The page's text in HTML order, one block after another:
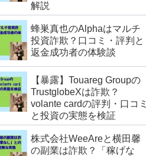
解説
蜂巣真也のAlphaはマルチ
投資詐欺？口コミ・評判と
返金成功者の体験談
【暴露】Touareg Groupの
TrustglobeXは詐欺？
volante cardの評判・口コミ
と投資の実態を検証
株式会社WeeAreと横田馨
の副業は詐欺？「稼げな